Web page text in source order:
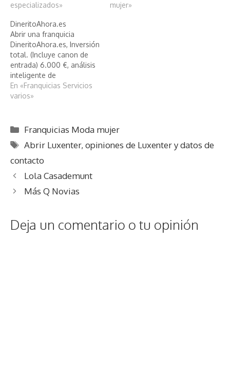
especializados»
mujer»
DineritoAhora.es
Abrir una franquicia
DineritoAhora.es, Inversión
total. (Incluye canon de
entrada) 6.000 €, análisis
inteligente de
DineritoAhora.es
En «Franquicias Servicios
varios»
Categorías
Franquicias Moda mujer
Etiquetas
Abrir Luxenter,opiniones de Luxenter y datos de
contacto
Lola Casademunt
Más Q Novias
Deja un comentario o tu opinión